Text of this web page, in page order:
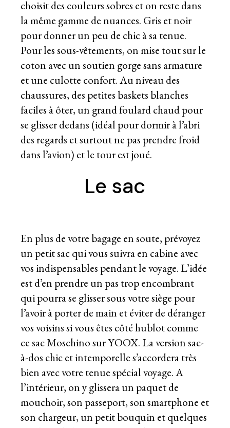
choisit des couleurs sobres et on reste dans
la même gamme de nuances. Gris et noir
pour donner un peu de chic à sa tenue.
Pour les sous-vêtements, on mise tout sur le
coton avec un soutien gorge sans armature
et une culotte confort. Au niveau des
chaussures, des petites baskets blanches
faciles à ôter, un grand foulard chaud pour
se glisser dedans (idéal pour dormir à l’abri
des regards et surtout ne pas prendre froid
dans l’avion) et le tour est joué.
Le sac
En plus de votre bagage en soute, prévoyez
un petit sac qui vous suivra en cabine avec
vos indispensables pendant le voyage. L’idée
est d’en prendre un pas trop encombrant
qui pourra se glisser sous votre siège pour
l’avoir à porter de main et éviter de déranger
vos voisins si vous êtes côté hublot comme
ce sac Moschino sur YOOX. La version sac-
à-dos chic et intemporelle s’accordera très
bien avec votre tenue spécial voyage. A
l’intérieur, on y glissera un paquet de
mouchoir, son passeport, son smartphone et
son chargeur, un petit bouquin et quelques